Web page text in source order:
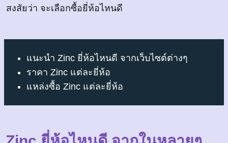
สงสัยว่า จะเลือกซื้อยี่ห้อไหนดี
แนะนำ Zinc ยี่ห้อไหนดี จากเว็บไซต์ต่างๆ
ราคา Zinc แต่ละยี่ห้อ
แหล่งซื้อ Zinc แต่ละยี่ห้อ